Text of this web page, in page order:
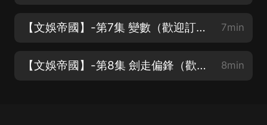
【文娛帝國】-第7集 變數（歡迎訂閱關注，點讚評論，月票投喂喲~） 7min
【文娛帝國】-第8集 劍走偏鋒（歡迎訂閱關注，點讚評論，月票投喂喲~） 8min